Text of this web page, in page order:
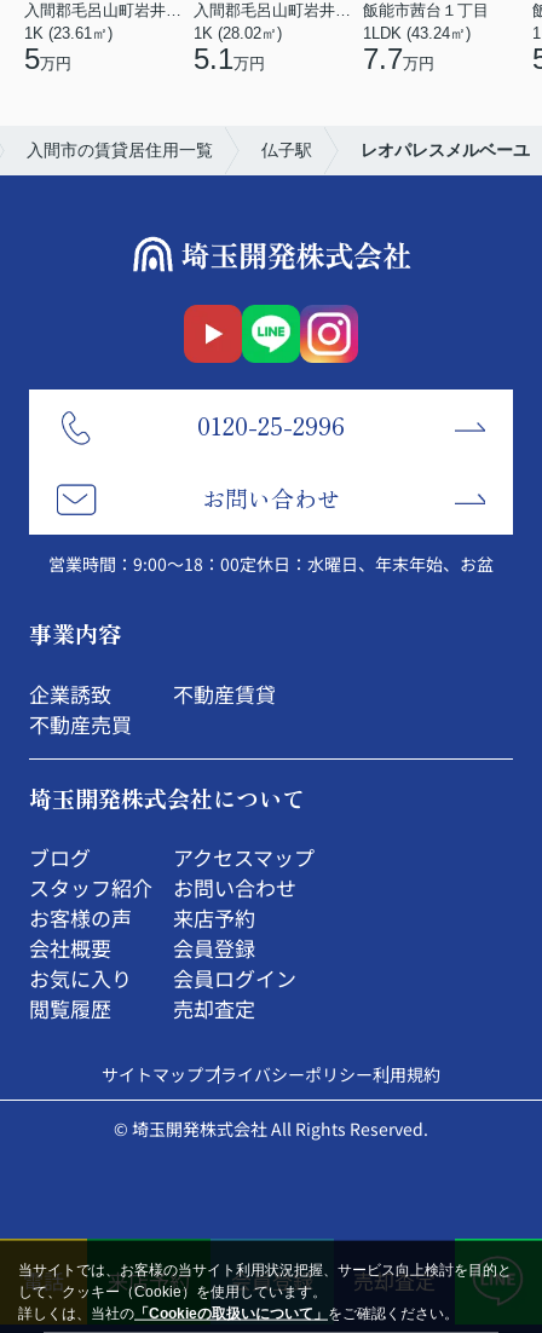
入間郡毛呂山町岩井東１丁目
1K (23.61㎡)
5万円
入間郡毛呂山町岩井東１丁目
1K (28.02㎡)
5.1万円
飯能市茜台１丁目
1LDK (43.24㎡)
7.7万円
入間市の賃貸居住用一覧 仏子駅 レオパレスメルベーユ
0120-25-2996
お問い合わせ
営業時間：9:00～18：00定休日：水曜日、年末年始、お盆
事業内容
企業誘致
不動産売買
不動産賃貸
埼玉開発株式会社について
ブログ
スタッフ紹介
お客様の声
会社概要
お気に入り
閲覧履歴
アクセスマップ
お問い合わせ
来店予約
会員登録
会員ログイン
売却査定
サイトマッププライバシーポリシー利用規約
© 埼玉開発株式会社 All Rights Reserved.
電話 来店予約 会員登録 売却査定
当サイトでは、お客様の当サイト利用状況把握、サービス向上検討を目的と
して、クッキー（Cookie）を使用しています。
詳しくは、当社の 「Cookieの取扱いについて」 をご確認ください。